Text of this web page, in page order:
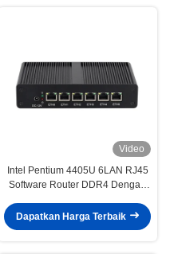
Video
Intel Pentium 4405U 6LAN RJ45
Software Router DDR4 Dengan
Dapatkan Harga Terbaik